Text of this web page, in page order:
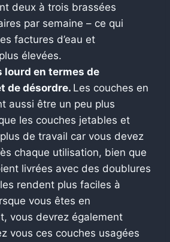
deux à trois brassées
par semaine – ce qui
factures d’eau et
élevées.
lourd en termes de
de désordre. Les couches en
aussi être un peu plus
les couches jetables et
de travail car vous devez
chaque utilisation, bien que
livrées avec des doublures
rendent plus faciles à
vous êtes en
vous devrez également
vous ces couches usagées